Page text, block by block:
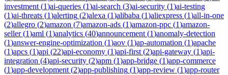
investment (1)ai-queries (1)ai-search (3)ai-security (1)ai-testing
(1)ai-threats (1)alerting (2)alexa (1)alibaba (1)aliexpress (1)all-in-one
(2)allegro (2)amazon (7)amazon-ads (1)amazon-ppc (1)amazon-
seller(1)aml (1)analytics (40)announcement (1)anomaly-detection
(1)answer-engine-optimization (1)aov (1)ap-automation (1)apache
(1)apcs (1)api (22)api-economy (1)api-first (2)api-gateway (1)api-
integration (4)api-security (2)apm (1)app-bridge (1)app-commerce
(1)app-development (2)app-publishing (1)app-review (1)app-router